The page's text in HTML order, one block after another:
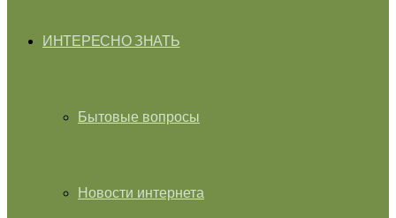
ИНТЕРЕСНО ЗНАТЬ
Бытовые вопросы
Новости интернета